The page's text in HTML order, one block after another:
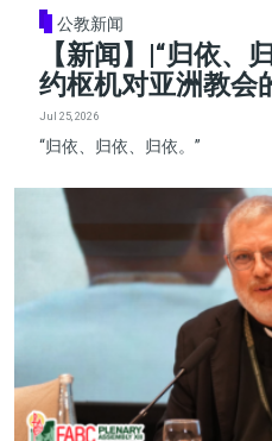
公教新闻
【新闻】|“归依、
约枢机对亚洲教会
Jul 25, 2026
“归依、归依、归依。”